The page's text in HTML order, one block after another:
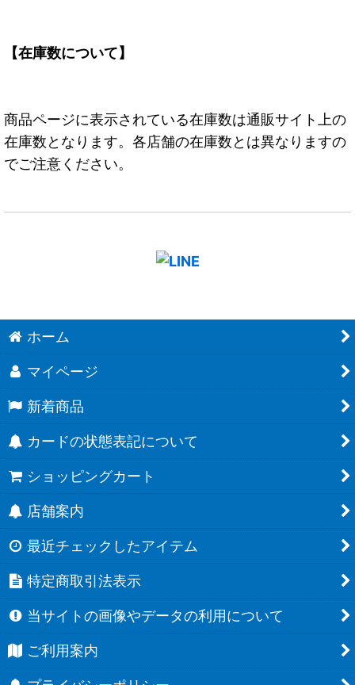
【在庫数について】
商品ページに表示されている在庫数は通販サイト上の
在庫数となります。各店舗の在庫数とは異なりますの
でご注意ください。
ホーム
マイページ
新着商品
カードの状態表記について
ショッピングカート
店舗案内
最近チェックしたアイテム
特定商取引法表示
当サイトの画像やデータの利用について
ご利用案内